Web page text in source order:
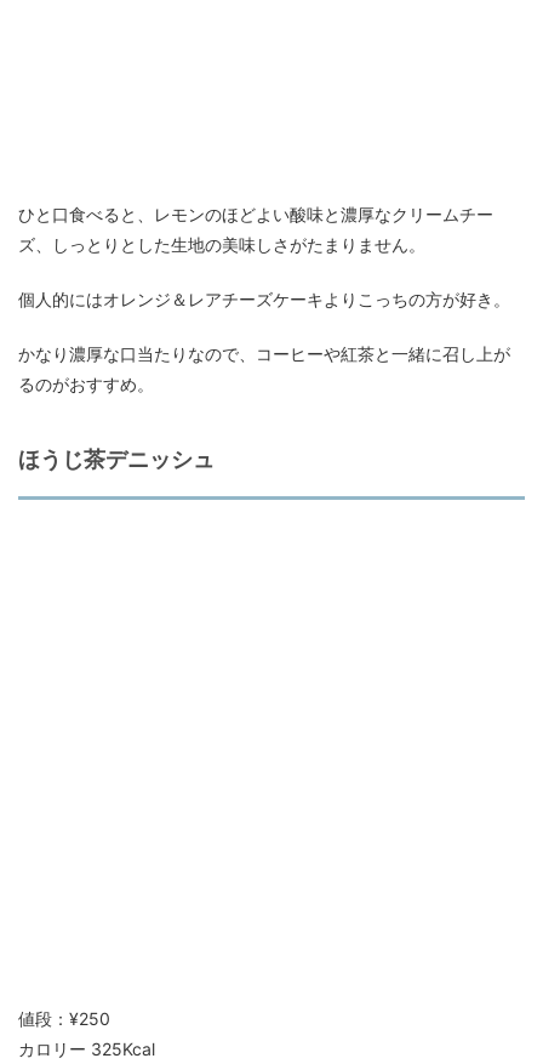
ひと口食べると、レモンのほどよい酸味と濃厚なクリームチー
ズ、しっとりとした生地の美味しさがたまりません。
個人的にはオレンジ＆レアチーズケーキよりこっちの方が好き。
かなり濃厚な口当たりなので、コーヒーや紅茶と一緒に召し上が
るのがおすすめ。
ほうじ茶デニッシュ
値段：¥250
カロリー 325Kcal